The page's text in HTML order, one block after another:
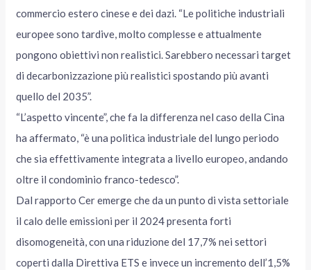
commercio estero cinese e dei dazi. “Le politiche industriali
europee sono tardive, molto complesse e attualmente
pongono obiettivi non realistici. Sarebbero necessari target
di decarbonizzazione più realistici spostando più avanti
quello del 2035”.
“L’aspetto vincente”, che fa la differenza nel caso della Cina
ha affermato, “è una politica industriale del lungo periodo
che sia effettivamente integrata a livello europeo, andando
oltre il condominio franco-tedesco”.
Dal rapporto Cer emerge che da un punto di vista settoriale
il calo delle emissioni per il 2024 presenta forti
disomogeneità, con una riduzione del 17,7% nei settori
coperti dalla Direttiva ETS e invece un incremento dell’1,5%